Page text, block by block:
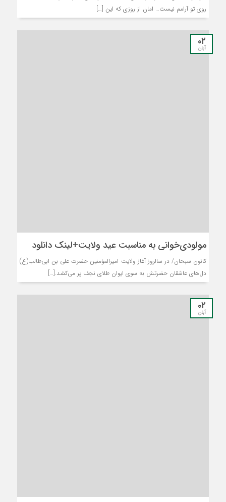
روي تو آرامم نيست… امان از روزي كه اين […]
۰۲
آبان
مولودی‌خوانی به مناسبت عید ولایت+لینک دانلود
کانون سبحان/ در سالروز آغاز ولایت امیرالمؤمنین حضرت علی ‌بن ابی‌طالب(ع)
دل‌های عاشقان حضرتش به سوی ایوان طلای نجف پر می‌کشد.[…]
۰۲
آبان